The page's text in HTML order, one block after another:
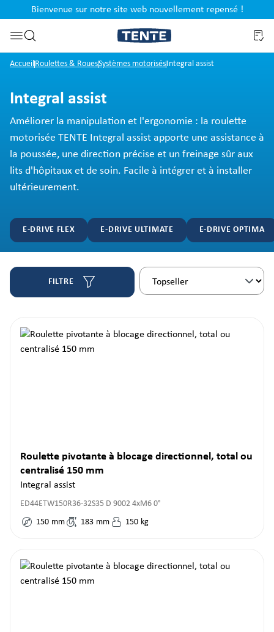
Passer à la recherche
Bienvenue sur notre site web nouvellement repensé !
AccueilRoulettes & RouesSystèmes motorisésIntegral assist
Integral assist
Améliorer la manipulation et l'ergonomie : la roulette
motorisée TENTE Integral assist apporte une assistance à
la poussée, une direction précise et un freinage sûr aux
lits d'hôpitaux et de soin. Facile à intégrer et à installer
ultérieurement.
E-DRIVE FLEX E-DRIVE ULTIMATE E-DRIVE OPTIMA
FILTRE
Roulette pivotante à blocage directionnel, total ou
centralisé 150 mm
Integral assist
ED44ETW150R36-32S35 D 9002 4xM6 0°
150 mm 183 mm 150 kg